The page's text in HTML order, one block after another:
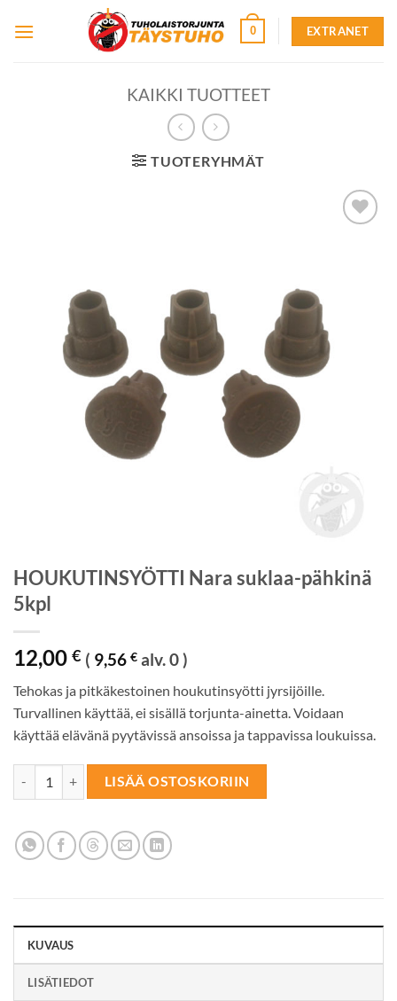
0 EXTRANET
KAIKKI TUOTTEET
TUOTERYHMÄT
HOUKUTINSYÖTTI Nara suklaa-pähkinä
5kpl
12,00 € ( 9,56 € alv. 0 )
Tehokas ja pitkäkestoinen houkutinsyötti jyrsijöille.
Turvallinen käyttää, ei sisällä torjunta-ainetta. Voidaan
käyttää elävänä pyytävissä ansoissa ja tappavissa loukuissa.
HOUKUTINSYÖTTI Nara suklaa-pähkinä 5kpl määrä
LISÄÄ OSTOSKORIIN
KUVAUS
LISÄTIEDOT